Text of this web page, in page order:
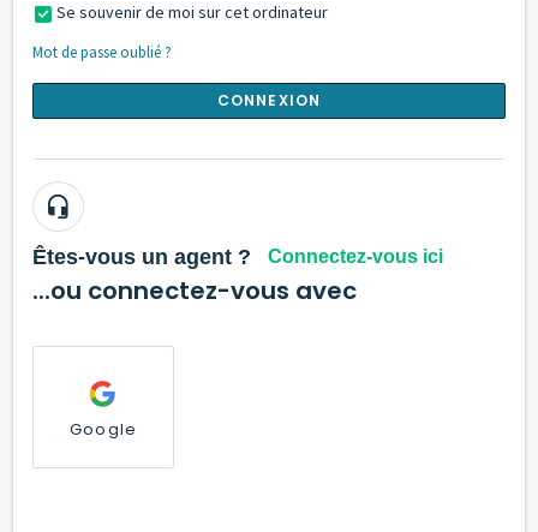
Se souvenir de moi sur cet ordinateur
Mot de passe oublié ?
CONNEXION
Êtes-vous un agent ? Connectez-vous ici
...ou connectez-vous avec
Google